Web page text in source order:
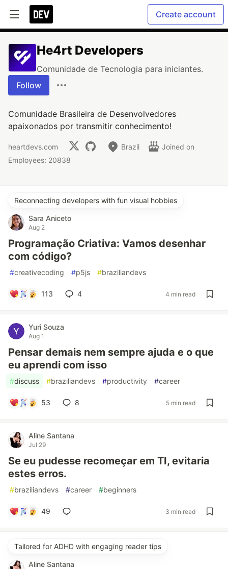
Create account
He4rt Developers
Comunidade de Tecnologia para iniciantes.
Follow
Comunidade Brasileira de Desenvolvedores
apaixonados por transmitir conhecimento!
heartdevs.com Brazil
Joined on
Employees: 20838
Reconnecting developers with fun visual hobbies
Sara Aniceto
Aug 2
Programação Criativa: Vamos desenhar
com código?
#creativecoding #p5js #braziliandevs
113 4 4 min read
Yuri Souza
Aug 1
Pensar demais nem sempre ajuda e o que
eu aprendi com isso
#discuss #braziliandevs #productivity #career
53 8 5 min read
Aline Santana
Jul 29
Se eu pudesse recomeçar em TI, evitaria
estes erros.
#braziliandevs #career #beginners
49 3 min read
Tailored for ADHD with engaging reader tips
Aline Santana